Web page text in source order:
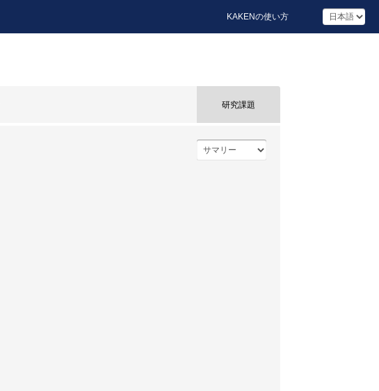
KAKENの使い方
研究課題